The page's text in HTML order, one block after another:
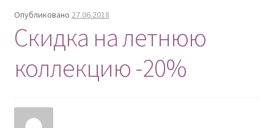
Опубликовано 27.06.2018
Скидка на летнюю
коллекцию -20%